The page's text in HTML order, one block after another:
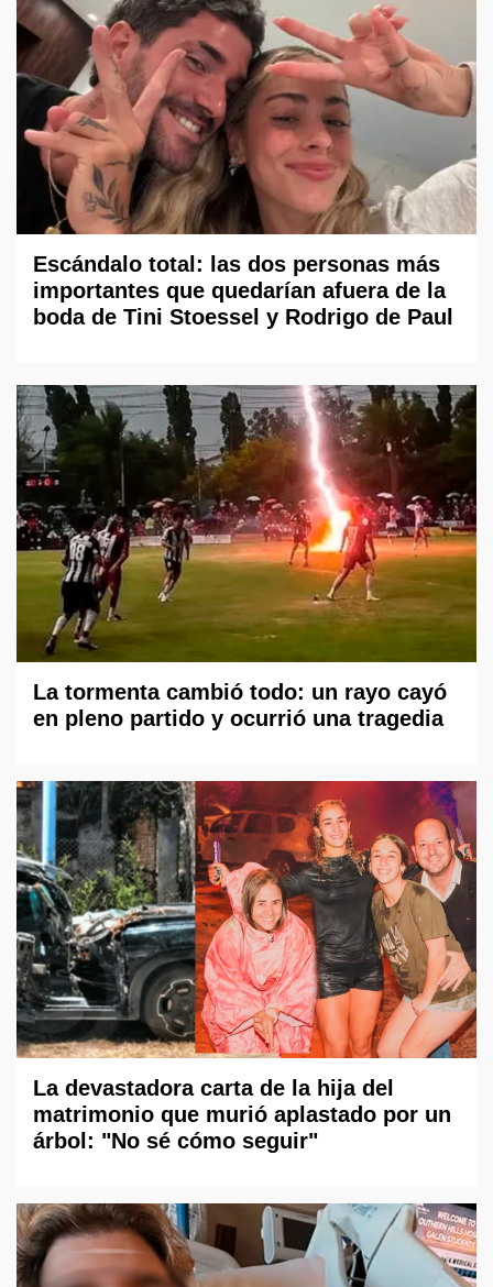
Escándalo total: las dos personas más
importantes que quedarían afuera de la
boda de Tini Stoessel y Rodrigo de Paul
La tormenta cambió todo: un rayo cayó
en pleno partido y ocurrió una tragedia
La devastadora carta de la hija del
matrimonio que murió aplastado por un
árbol: "No sé cómo seguir"